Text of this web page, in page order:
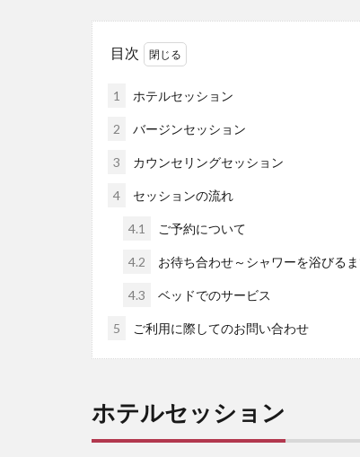
目次
1 ホテルセッション
2 バージンセッション
3 カウンセリングセッション
4 セッションの流れ
4.1 ご予約について
4.2 お待ち合わせ～シャワーを浴びる
4.3 ベッドでのサービス
5 ご利用に際してのお問い合わせ
ホテルセッション